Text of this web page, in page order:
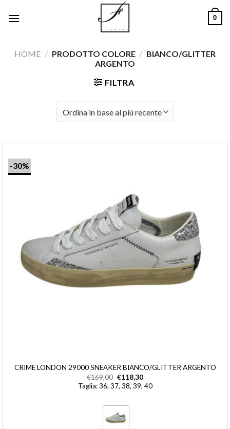
0
HOME / PRODOTTO COLORE / BIANCO/GLITTER
ARGENTO
FILTRA
-30%
CRIME LONDON 29000 SNEAKER BIANCO/GLITTER ARGENTO
€169,00 €118,30
Taglia: 36, 37, 38, 39, 40